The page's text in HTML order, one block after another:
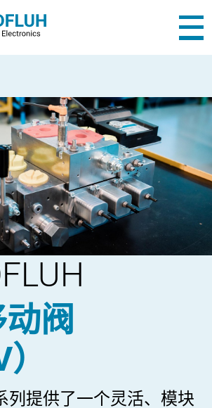
阀
列提供了一个灵活、模块